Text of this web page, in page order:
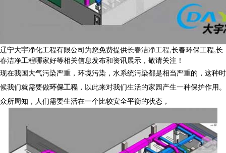
辽宁大宇净化工程有限公司为您免费提供长春洁净工程,长春环保工程,长
春洁净工程哪家好等相关信息发布和资讯展示，敬请关注！
现在我国大气污染严重，环境污染，水系统污染都是相当严重的，这种时
候我们就需要做环保工程 ，以此来对我们生活的家园产生一种保护作用。
众所周知，人们需要生活在一个比较安全平衡的状态，